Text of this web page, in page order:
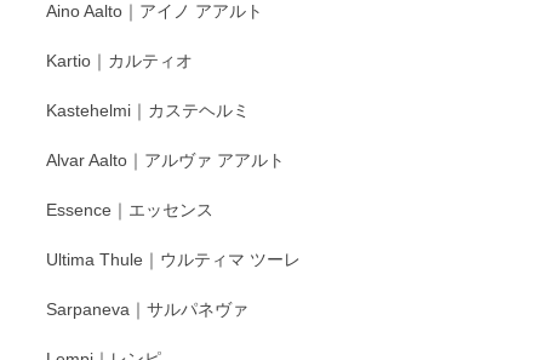
Aino Aalto｜アイノ アアルト
Kartio｜カルティオ
Kastehelmi｜カステヘルミ
Alvar Aalto｜アルヴァ アアルト
Essence｜エッセンス
Ultima Thule｜ウルティマ ツーレ
Sarpaneva｜サルパネヴァ